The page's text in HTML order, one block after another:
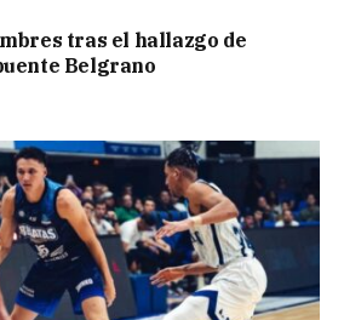
tras el hallazgo de
Belgrano